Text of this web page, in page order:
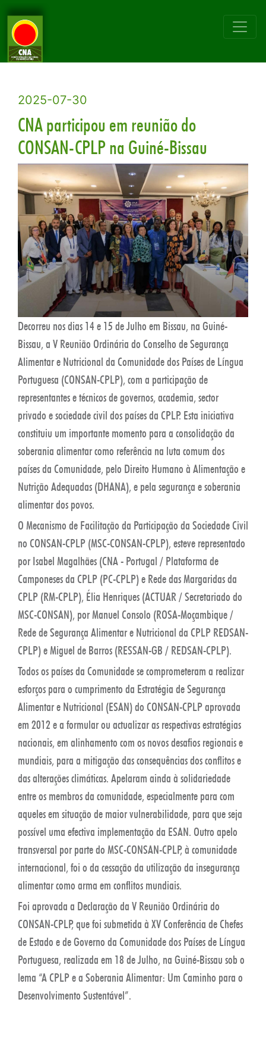
2025-07-30
CNA participou em reunião do
CONSAN-CPLP na Guiné-Bissau
Decorreu nos dias 14 e 15 de Julho em Bissau, na Guiné-
Bissau, a V Reunião Ordinária do Conselho de Segurança
Alimentar e Nutricional da Comunidade dos Países de Língua
Portuguesa (CONSAN-CPLP), com a participação de
representantes e técnicos de governos, academia, sector
privado e sociedade civil dos países da CPLP. Esta iniciativa
constituiu um importante momento para a consolidação da
soberania alimentar como referência na luta comum dos
países da Comunidade, pelo Direito Humano à Alimentação e
Nutrição Adequadas (DHANA), e pela segurança e soberania
alimentar dos povos.
O Mecanismo de Facilitação da Participação da Sociedade Civil
no CONSAN-CPLP (MSC-CONSAN-CPLP), esteve representado
por Isabel Magalhães (CNA - Portugal / Plataforma de
Camponeses da CPLP (PC-CPLP) e Rede das Margaridas da
CPLP (RM-CPLP), Élia Henriques (ACTUAR / Secretariado do
MSC-CONSAN), por Manuel Consolo (ROSA-Moçambique /
Rede de Segurança Alimentar e Nutricional da CPLP REDSAN-
CPLP) e Miguel de Barros (RESSAN-GB / REDSAN-CPLP).
Todos os países da Comunidade se comprometeram a realizar
esforços para o cumprimento da Estratégia de Segurança
Alimentar e Nutricional (ESAN) do CONSAN-CPLP aprovada
em 2012 e a formular ou actualizar as respectivas estratégias
nacionais, em alinhamento com os novos desafios regionais e
mundiais, para a mitigação das consequências dos conflitos e
das alterações climáticas. Apelaram ainda à solidariedade
entre os membros da comunidade, especialmente para com
aqueles em situação de maior vulnerabilidade, para que seja
possível uma efectiva implementação da ESAN. Outro apelo
transversal por parte do MSC-CONSAN-CPLP, à comunidade
internacional, foi o da cessação da utilização da insegurança
alimentar como arma em conflitos mundiais.
Foi aprovada a Declaração da V Reunião Ordinária do
CONSAN-CPLP, que foi submetida à XV Conferência de Chefes
de Estado e de Governo da Comunidade dos Países de Língua
Portuguesa, realizada em 18 de Julho, na Guiné-Bissau sob o
lema “A CPLP e a Soberania Alimentar: Um Caminho para o
Desenvolvimento Sustentável”.